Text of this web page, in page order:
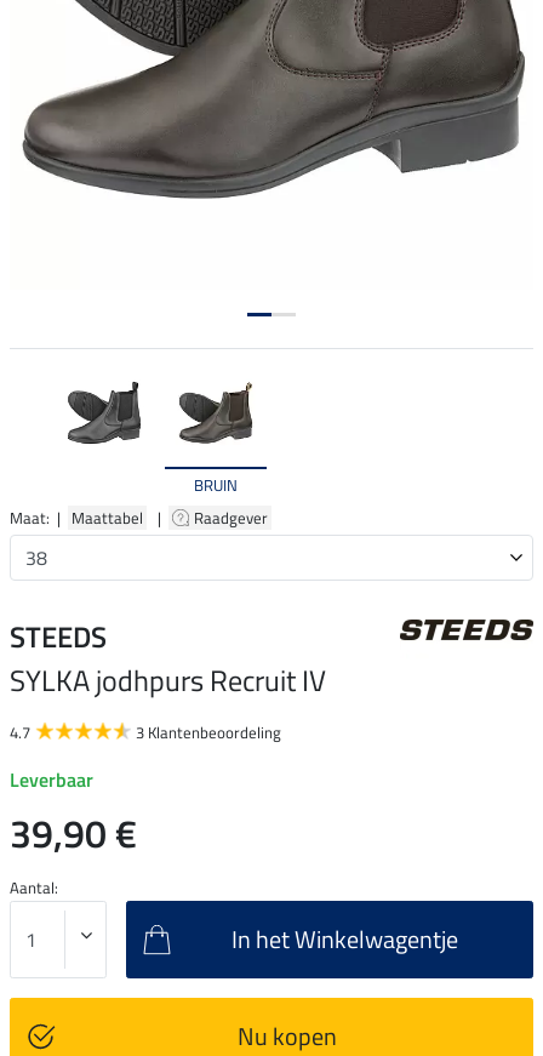
BRUIN
Maat: | Maattabel | Raadgever
STEEDS
SYLKA jodhpurs Recruit IV
4.7 3 Klantenbeoordeling
Leverbaar
39,90 €
Aantal:
In het Winkelwagentje
Nu kopen